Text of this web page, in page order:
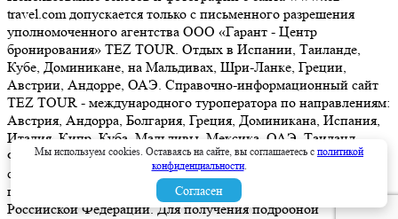
travel.com допускается только с письменного разрешения
уполномоченного агентства ООО «Гарант - Центр
бронирования» TEZ TOUR. Отдых в Испании, Таиланде,
Кубе, Доминикане, на Мальдивах, Шри-Ланке, Греции,
Австрии, Андорре, ОАЭ. Справочно-информационный сайт
TEZ TOUR - международного туроператора по направлениям:
Австрия, Андорра, Болгария, Греция, Доминикана, Испания,
Италия, Кипр, Куба, Мальдивы, Мексика, ОАЭ, Таиланд,
Франция, Шри-Ланка. Информация о ценах, указанная на
сайте, не является ни рекламой, ни офертой. определяемой
положениями Статьи 437 (2) Гражданского кодекса
Российской Федерации. Для получения подробной
Мы используем cookies. Оставаясь на сайте, вы соглашаетесь с политикой
конфиденциальности.
Согласен